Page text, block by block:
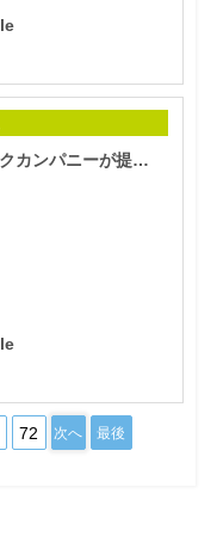
【DMM バーチャルオフィス】テックカンパニーが提供する最先端のバーチャルオフィス
72 次へ 最後